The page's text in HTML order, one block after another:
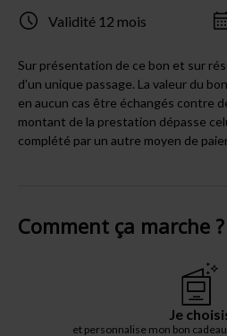
Validité 12 mois
Sur présentation de ce bon et sur
d'un unique passage. La valeur du
en aucun cas être échangés contre
montant de la prestation dépasse
complété par un autre moyen de
Comment ça marche ?
Je
et personnalise mon bon